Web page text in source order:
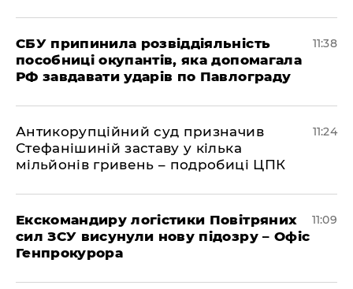
СБУ припинила розвіддіяльність
пособниці окупантів, яка допомагала
РФ завдавати ударів по Павлограду
11:38
Антикорупційний суд призначив
Стефанішиній заставу у кілька
мільйонів гривень – подробиці ЦПК
11:24
Екскомандиру логістики Повітряних
сил ЗСУ висунули нову підозру – Офіс
Генпрокурора
11:09